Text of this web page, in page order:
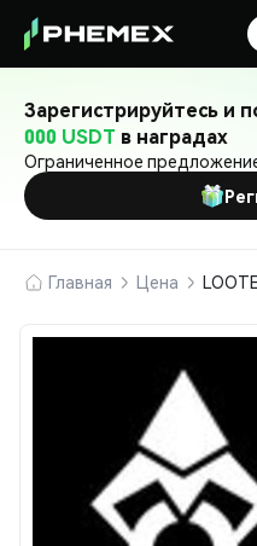
Зарегистрируйтесь и
000 USDT в наградах
Ограниченное
Главная Цена